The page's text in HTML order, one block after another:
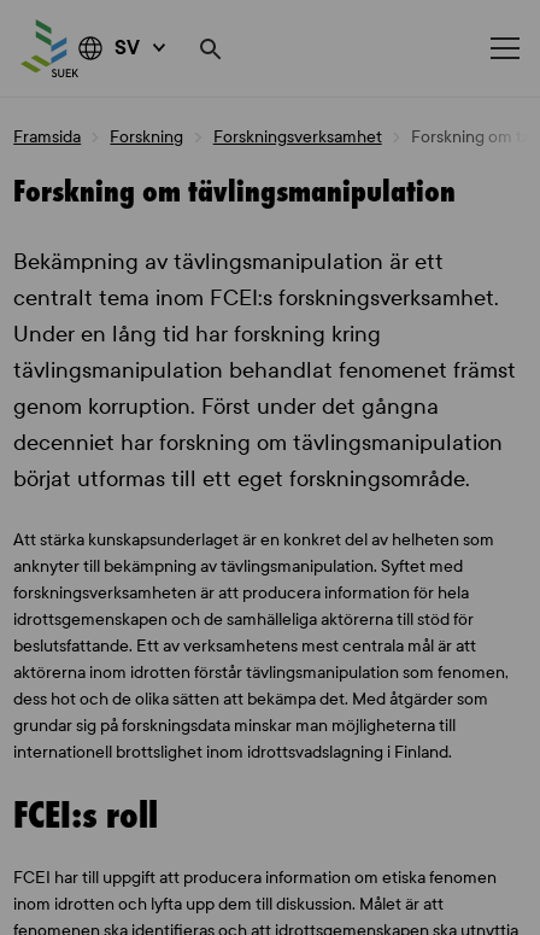
SV
Framsida Forskning Forskningsverksamhet Forskning om
Forskning om tävlingsmanipulation
Bekämpning av tävlingsmanipulation är ett
centralt tema inom FCEI:s forskningsverksamhet.
Under en lång tid har forskning kring
tävlingsmanipulation behandlat fenomenet främst
genom korruption. Först under det gångna
decenniet har forskning om tävlingsmanipulation
börjat utformas till ett eget forskningsområde.
Att stärka kunskapsunderlaget är en konkret del av helheten som
anknyter till bekämpning av tävlingsmanipulation. Syftet med
forskningsverksamheten är att producera information för hela
idrottsgemenskapen och de samhälleliga aktörerna till stöd för
beslutsfattande. Ett av verksamhetens mest centrala mål är att
aktörerna inom idrotten förstår tävlingsmanipulation som fenomen,
dess hot och de olika sätten att bekämpa det. Med åtgärder som
grundar sig på forskningsdata minskar man möjligheterna till
internationell brottslighet inom idrottsvadslagning i Finland.
FCEI:s roll
FCEI har till uppgift att producera information om etiska fenomen
inom idrotten och lyfta upp dem till diskussion. Målet är att
fenomenen ska identifieras och att idrottsgemenskapen ska utnyttja